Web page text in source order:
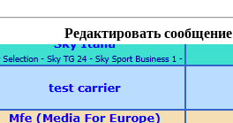
Редактировать сообщение